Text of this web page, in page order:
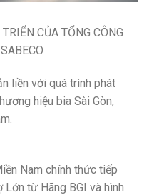
CỦA TỔNG CÔNG
liền với quá trình phát
hiệu bia Sài Gòn,
Nam chính thức tiếp
Lớn từ Hãng BGI và hình